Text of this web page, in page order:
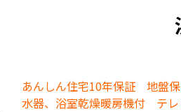
あんしん住宅10年保証 地盤
水器、浴室乾燥暖房機付 テレ